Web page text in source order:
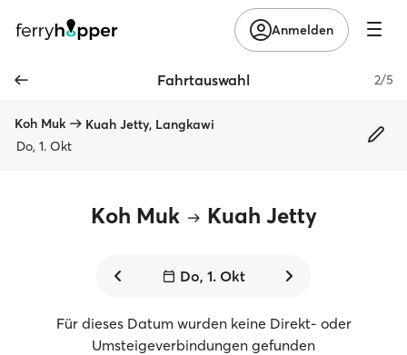
Anmelden
Fahrtauswahl 2/5
Koh Muk
Kuah Jetty, Langkawi
Do, 1. Okt
Koh Muk Kuah Jetty
Do, 1. Okt
Für dieses Datum wurden keine Direkt- oder
Umsteigeverbindungen gefunden